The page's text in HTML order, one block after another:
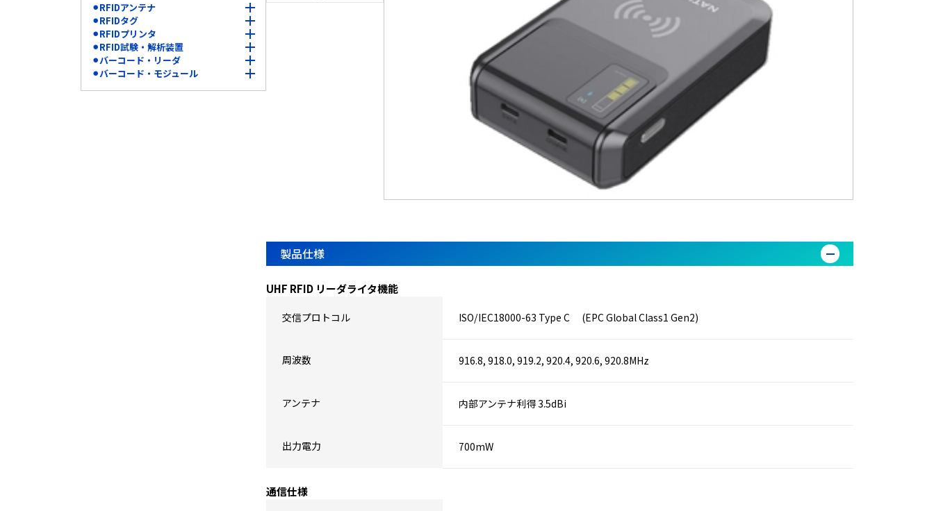
⚫︎RFIDアンテナ
⚫︎RFIDタグ
⚫︎RFIDプリンタ
⚫︎RFID試験・解析装置
⚫︎バーコード・リーダ
⚫︎バーコード・モジュール
製品仕様
UHF RFID リーダライタ機能
交信プロトコル ISO/IEC18000-63 Type C (EPC Global Class1 Gen2)
周波数 916.8, 918.0, 919.2, 920.4, 920.6, 920.8MHz
アンテナ 内部アンテナ利得 3.5dBi
出力電力 700mW
通信仕様